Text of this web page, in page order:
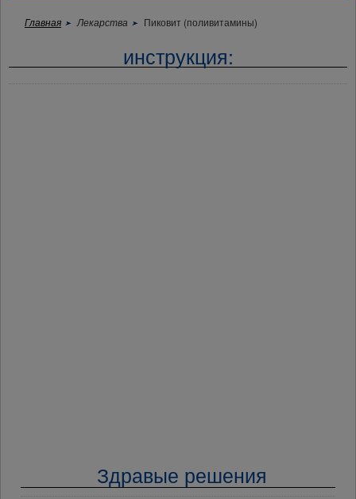
Главная Лекарства Пиковит (поливитамины)
инструкция:
Здравые решения